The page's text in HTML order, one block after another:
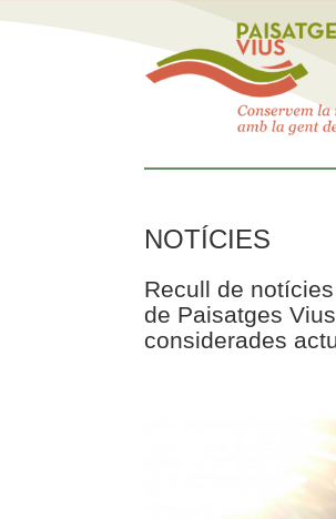
NOTÍCIES
Recull de
de Paisatges
considerades